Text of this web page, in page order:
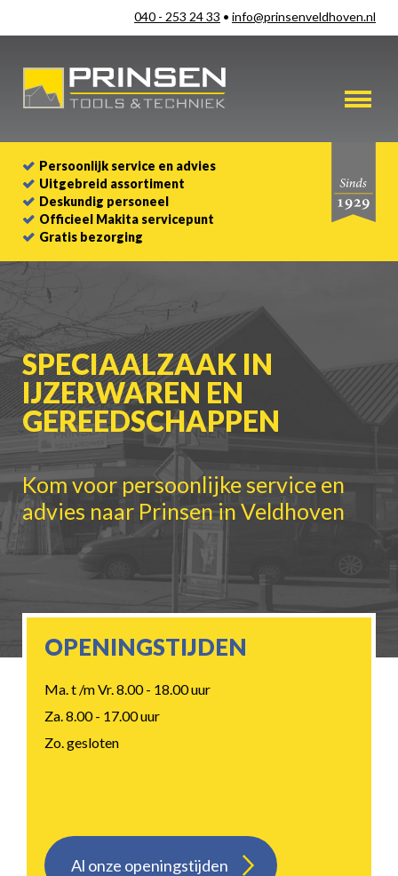
040 - 253 24 33 • info@prinsenveldhoven.nl
Persoonlijk service en advies
Uitgebreid assortiment
Deskundig personeel
Officieel Makita servicepunt
Gratis bezorging
SPECIAALZAAK IN
IJZERWAREN EN
GEREEDSCHAPPEN
Kom voor persoonlijke service en
advies naar Prinsen in Veldhoven
OPENINGSTIJDEN
Ma. t /m Vr. 8.00 - 18.00 uur
Za. 8.00 - 17.00 uur
Zo. gesloten
Al onze openingstijden